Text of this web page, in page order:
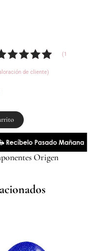
en base
un
(1
de cliente)
Origen